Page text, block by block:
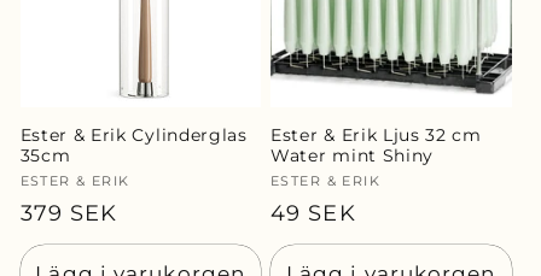
Ester & Erik Cylinderglas
35cm
Säljare:
ESTER & ERIK
Ordinarie
pris
379 SEK
Ester & Erik Ljus 32 cm
Water mint Shiny
Säljare:
ESTER & ERIK
Ordinarie
pris
49 SEK